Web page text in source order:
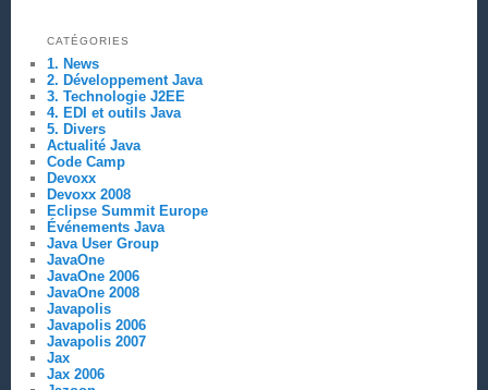
CATÉGORIES
1. News
2. Développement Java
3. Technologie J2EE
4. EDI et outils Java
5. Divers
Actualité Java
Code Camp
Devoxx
Devoxx 2008
Eclipse Summit Europe
Événements Java
Java User Group
JavaOne
JavaOne 2006
JavaOne 2008
Javapolis
Javapolis 2006
Javapolis 2007
Jax
Jax 2006